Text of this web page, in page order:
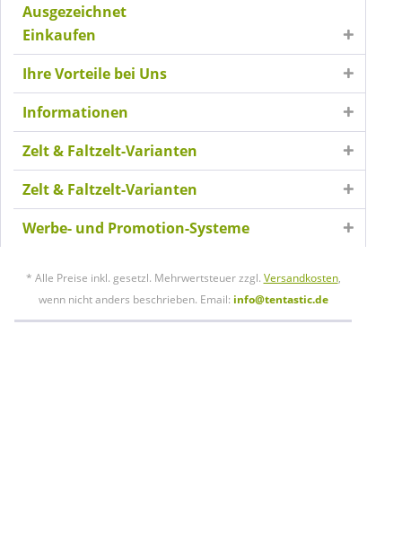
Ausgezeichnet
Einkaufen
Ihre Vorteile bei Uns
Informationen
Zelt & Faltzelt-Varianten
Zelt & Faltzelt-Varianten
Werbe- und Promotion-Systeme
* Alle Preise inkl. gesetzl. Mehrwertsteuer zzgl. Versandkosten,
wenn nicht anders beschrieben. Email: info@tentastic.de